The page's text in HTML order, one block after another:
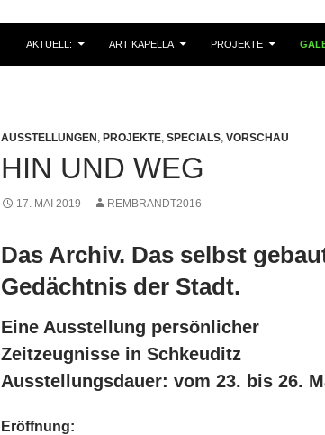
AKTUELL:
ART KAPELLA PROJEKTE
AUSSTELLUNGEN, PROJEKTE, SPECIALS, VORSCHAU
HIN UND WEG
17. MAI 2019 REMBRANDT2016
Das Archiv. Das selbst
Gedächtnis der Stadt.
Eine Ausstellung persönlicher
Zeitzeugnisse in Schkeuditz
Ausstellungsdauer: vom 23. bis 26.
Eröffnung: